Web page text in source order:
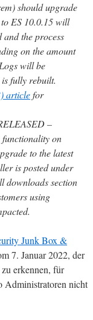
should upgrade
ES 10.0.15 will
the process
on the amount
will be
fully rebuilt.
articlefor
–
functionality on
to the latest
is posted under
downloads section
using
Junk Box &
7. Januar 2022, der
erkennen, für
Administratoren nicht